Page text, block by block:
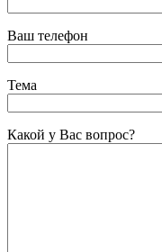
Ваш телефон
Тема
Какой у Вас вопрос?